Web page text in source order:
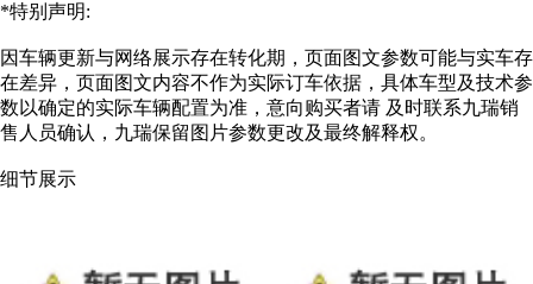
*特别声明:
因车辆更新与网络展示存在转化期，页面图文参数可能与实车存
在差异，页面图文内容不作为实际订车依据，具体车型及技术参
数以确定的实际车辆配置为准，意向购买者请 及时联系九瑞销
售人员确认，九瑞保留图片参数更改及最终解释权。
细节展示